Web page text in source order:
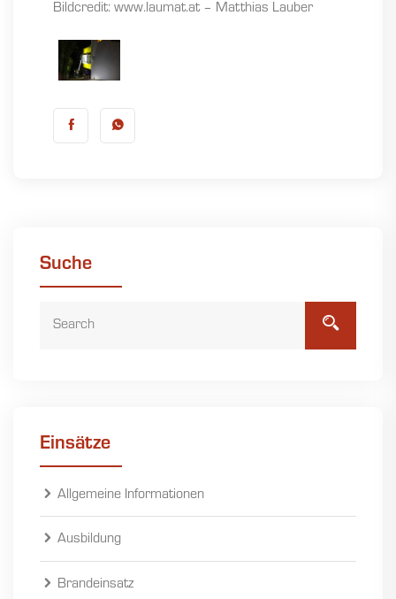
Bildcredit: www.laumat.at – Matthias Lauber
Suche
Einsätze
Allgemeine Informationen
Ausbildung
Brandeinsatz